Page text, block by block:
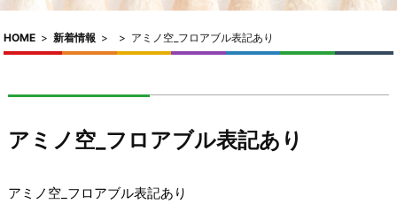
HOME > 新着情報 > > アミノ空_フロアブル表記あり
アミノ空_フロアブル表記あり
アミノ空_フロアブル表記あり